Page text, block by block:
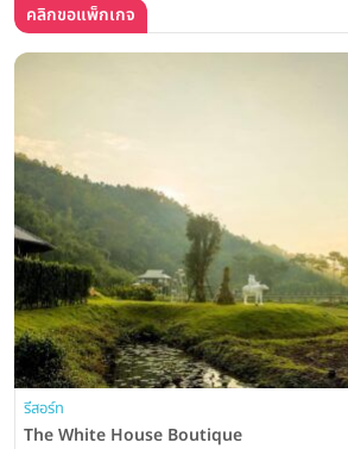
คลิกขอแพ็กเกจ
รีสอร์ท
The White House Boutique